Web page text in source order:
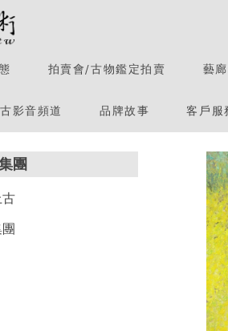
拍賣會/古物鑑定拍賣 藝
古影音頻道 品牌故事 客戶服
團